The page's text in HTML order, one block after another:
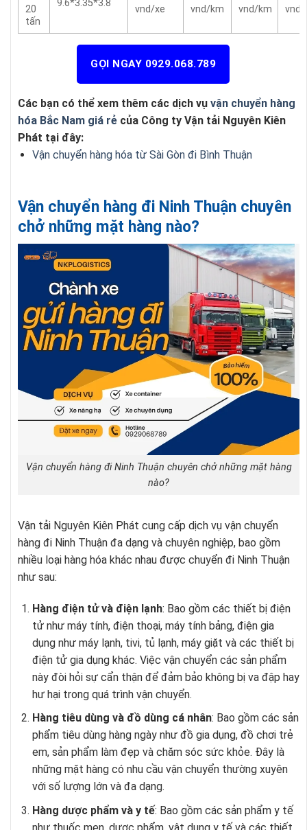
20
tấn
9.6*3.35*3.8
vnd/xe
vnd/km
vnd/km
vnd/
GỌI NGAY 0929.068.789
Các bạn có thể xem thêm các dịch vụ vận chuyển hàng
hóa Bắc Nam giá rẻ của Công ty Vận tải Nguyên Kiên
Phát tại đây:
Vận chuyển hàng hóa từ Sài Gòn đi Bình Thuận
Vận chuyển hàng đi Ninh Thuận chuyên
chở những mặt hàng nào?
Vận chuyển hàng đi Ninh Thuận chuyên chở những mặt hàng
nào?
Vận tải Nguyên Kiên Phát cung cấp dịch vụ vận chuyển
hàng đi Ninh Thuận đa dạng và chuyên nghiệp, bao gồm
nhiều loại hàng hóa khác nhau được chuyển đi Ninh Thuận
như sau:
Hàng điện tử và điện lạnh: Bao gồm các thiết bị điện
tử như máy tính, điện thoại, máy tính bảng, điện gia
dụng như máy lạnh, tivi, tủ lạnh, máy giặt và các thiết bị
điện tử gia dụng khác. Việc vận chuyển các sản phẩm
này đòi hỏi sự cẩn thận để đảm bảo không bị va đập hay
hư hại trong quá trình vận chuyển.
Hàng tiêu dùng và đồ dùng cá nhân: Bao gồm các sản
phẩm tiêu dùng hàng ngày như đồ gia dụng, đồ chơi trẻ
em, sản phẩm làm đẹp và chăm sóc sức khỏe. Đây là
những mặt hàng có nhu cầu vận chuyển thường xuyên
với số lượng lớn và đa dạng.
Hàng dược phẩm và y tế: Bao gồm các sản phẩm y tế